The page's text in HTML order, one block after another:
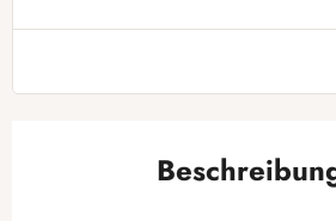
Verkaufspreis: